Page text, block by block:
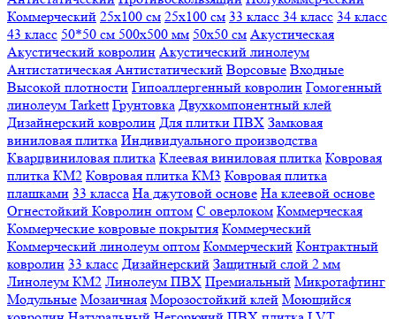
Коммерческий 25x100 см 25x100 см 33 класс 34 класс 34 класс
43 класс 50*50 см 500х500 мм 50x50 см Акустическая
Акустический ковролин Акустический линолеум
Антистатическая Антистатический Ворсовые Входные
Высокой плотности Гипоаллергенный ковролин Гомогенный
линолеум Tarkett Грунтовка Двухкомпонентный клей
Дизайнерский ковролин Для плитки ПВХ Замковая
виниловая плитка Индивидуального производства
Кварцвиниловая плитка Клеевая виниловая плитка Ковровая
плитка КМ2 Ковровая плитка КМ3 Ковровая плитка
плашками 33 класса На джутовой основе На клеевой основе
Огнестойкий Ковролин оптом С оверлоком Коммерческая
Коммерческие ковровые покрытия Коммерческий
Коммерческий линолеум оптом Коммерческий Контрактный
ковролин 33 класс Дизайнерский Защитный слой 2 мм
Линолеум КМ2 Линолеум ПВХ Премиальный Микротафтинг
Модульные Мозаичная Морозостойкий клей Моющийся